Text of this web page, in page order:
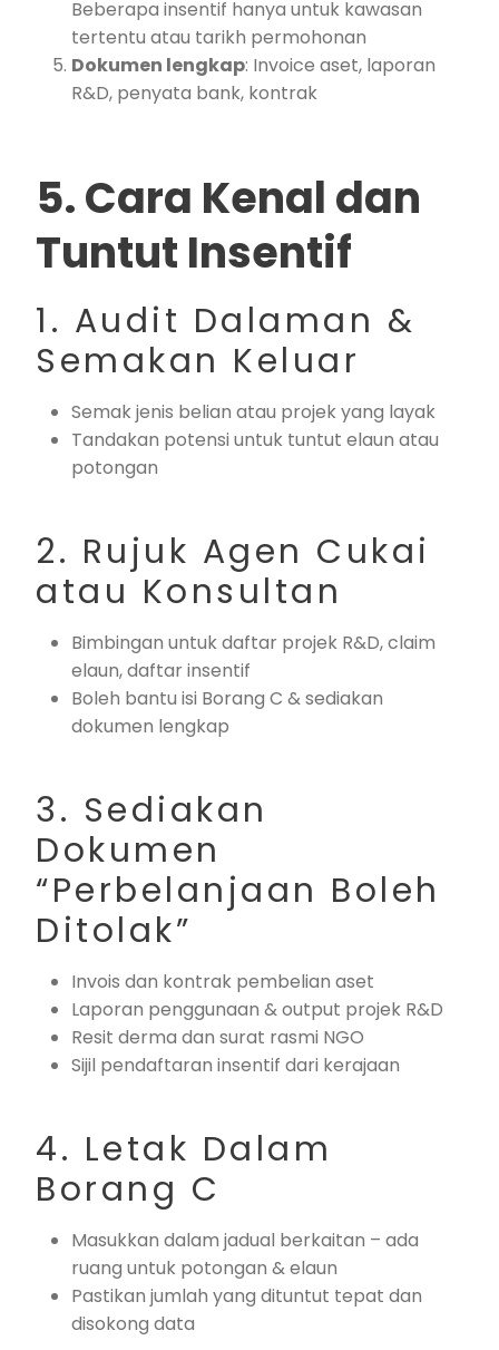
Beberapa insentif hanya untuk kawasan
tertentu atau tarikh permohonan
Dokumen lengkap: Invoice aset, laporan
R&D, penyata bank, kontrak
5. Cara Kenal dan
Tuntut Insentif
1. Audit Dalaman &
Semakan Keluar
Semak jenis belian atau projek yang layak
Tandakan potensi untuk tuntut elaun atau
potongan
2. Rujuk Agen Cukai
atau Konsultan
Bimbingan untuk daftar projek R&D, claim
elaun, daftar insentif
Boleh bantu isi Borang C & sediakan
dokumen lengkap
3. Sediakan
Dokumen
“Perbelanjaan Boleh
Ditolak”
Invois dan kontrak pembelian aset
Laporan penggunaan & output projek R&D
Resit derma dan surat rasmi NGO
Sijil pendaftaran insentif dari kerajaan
4. Letak Dalam
Borang C
Masukkan dalam jadual berkaitan – ada
ruang untuk potongan & elaun
Pastikan jumlah yang dituntut tepat dan
disokong data